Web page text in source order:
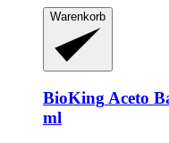
Warenkorb
BioKing Aceto
ml